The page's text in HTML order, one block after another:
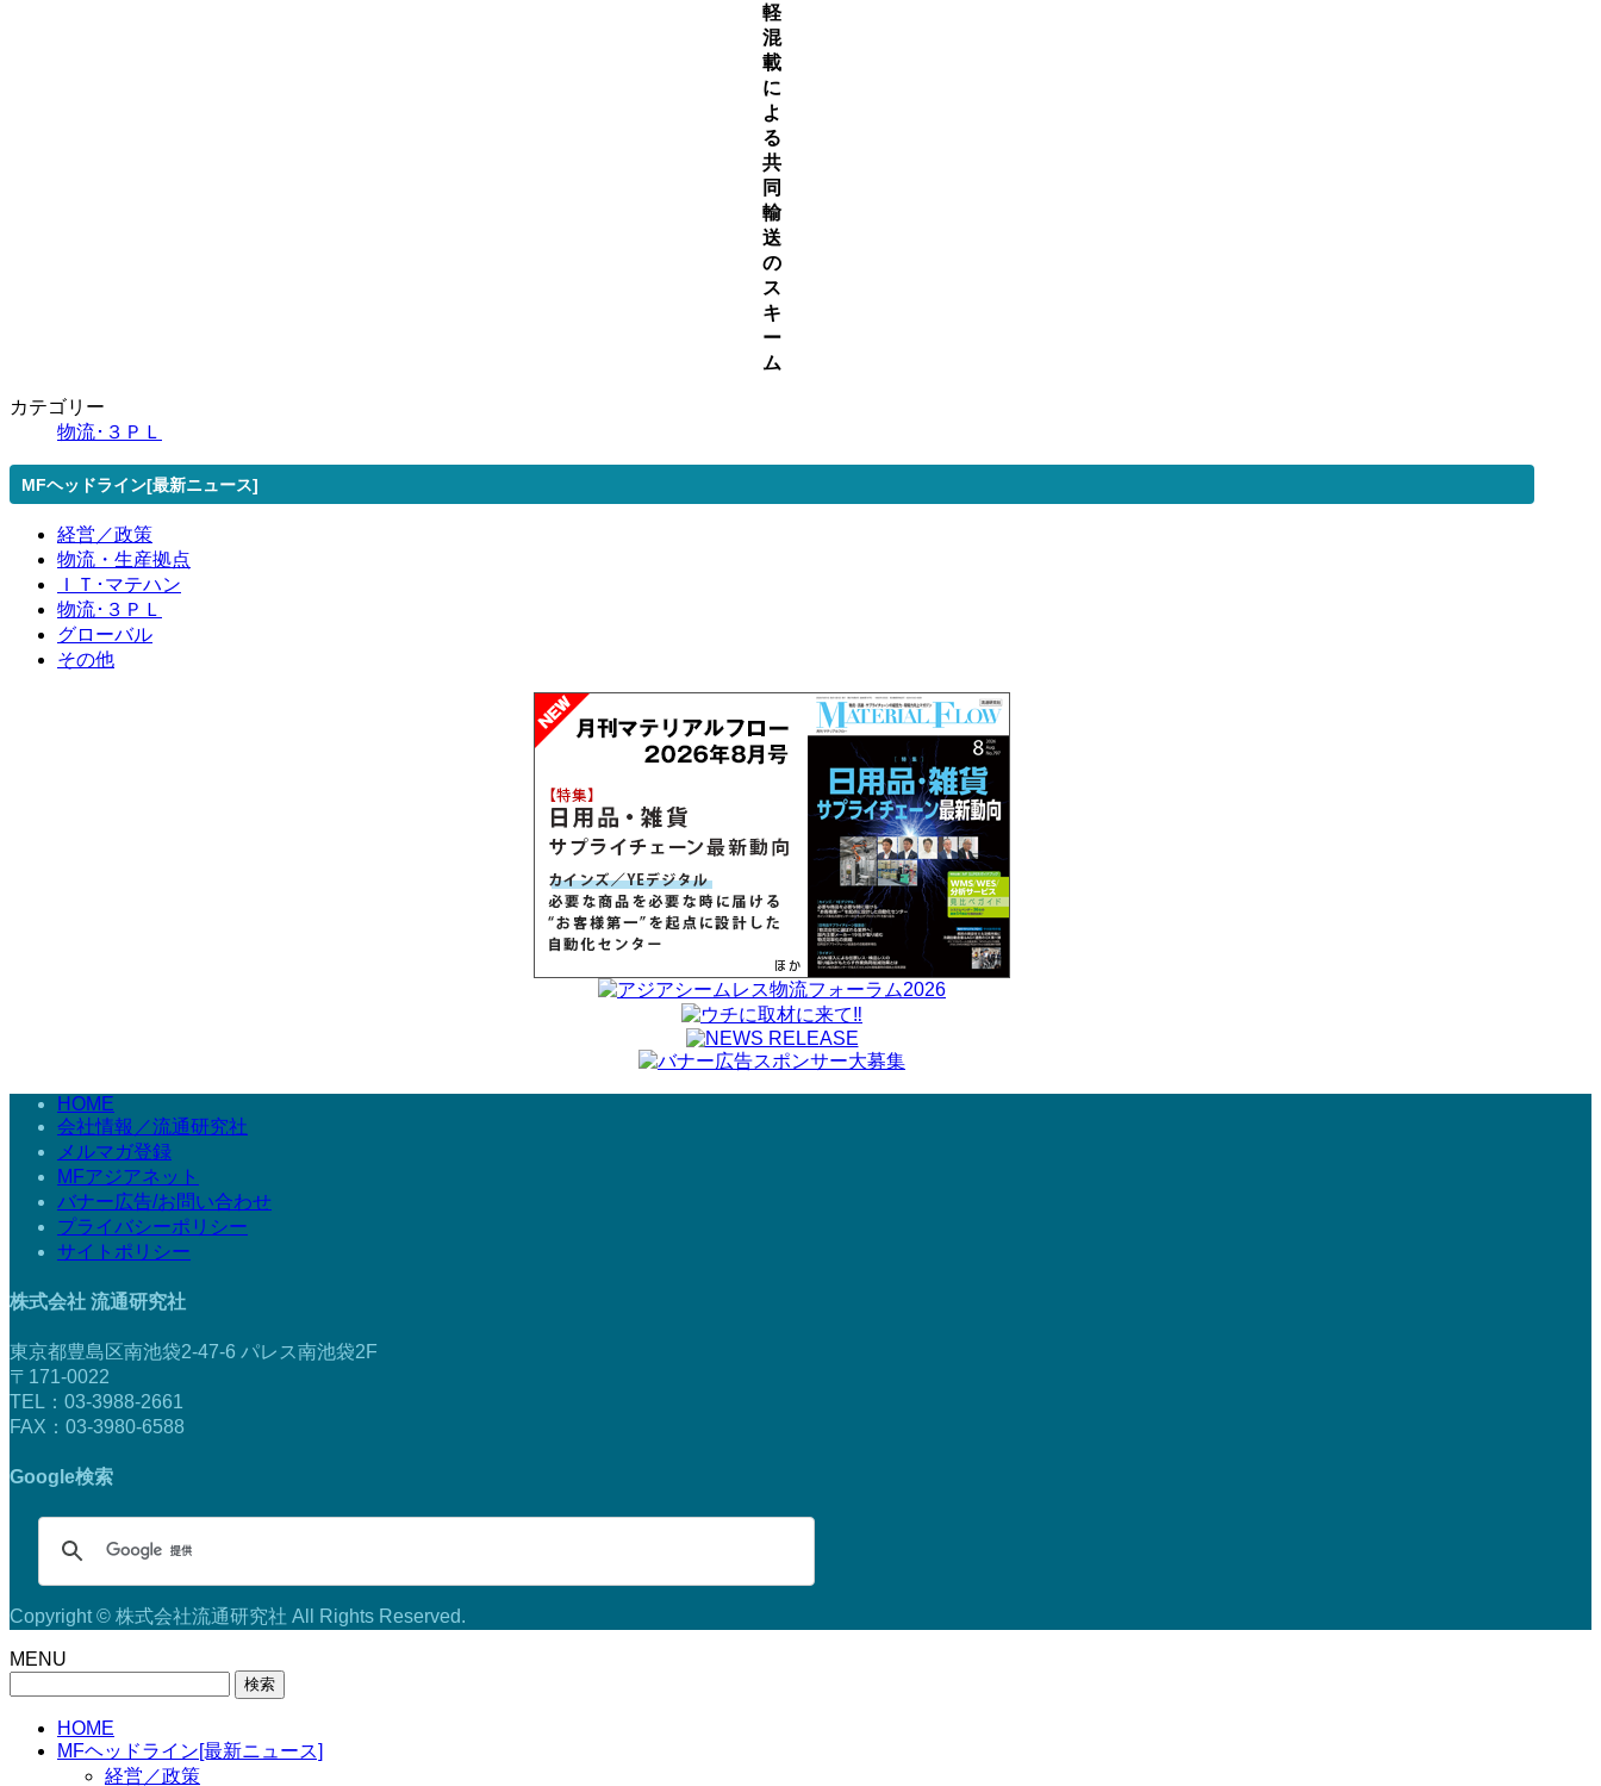
軽
混
載
に
よ
る
共
同
輸
送
の
ス
キ
ー
ム
カテゴリー
物流･３ＰＬ
MFヘッドライン[最新ニュース]
経営／政策
物流・生産拠点
ＩＴ･マテハン
物流･３ＰＬ
グローバル
その他
HOME
会社情報／流通研究社
メルマガ登録
MFアジアネット
バナー広告/お問い合わせ
プライバシーポリシー
サイトポリシー
株式会社 流通研究社
東京都豊島区南池袋2-47-6 パレス南池袋2F
〒171-0022
TEL：03-3988-2661
FAX：03-3980-6588
Google検索
Copyright © 株式会社流通研究社 All Rights Reserved.
MENU
HOME
MFヘッドライン[最新ニュース]
経営／政策